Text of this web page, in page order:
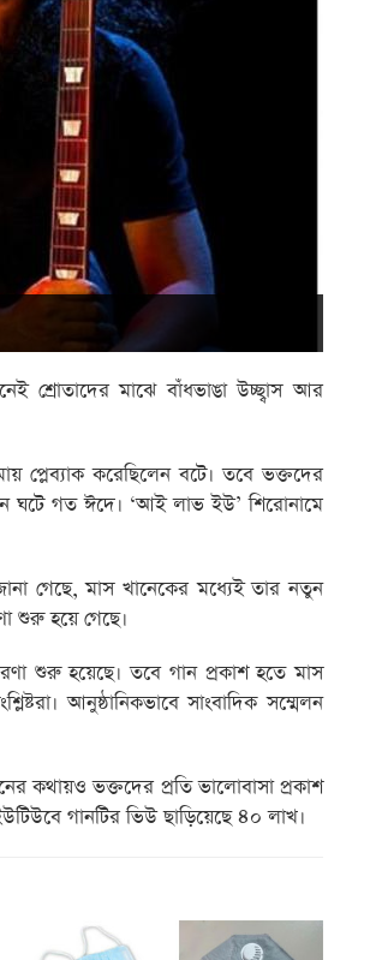
শ্রোতাদের মাঝে বাঁধভাঙা উচ্ছ্বাস আর
প্লেব্যাক করেছিলেন বটে। তবে ভক্তদের
ঘটে গত ঈদে। ‘আই লাভ ইউ’ শিরোনামে
গেছে, মাস খানেকের মধ্যেই তার নতুন
শুরু হয়ে গেছে।
শুরু হয়েছে। তবে গান প্রকাশ হতে মাস
আনুষ্ঠানিকভাবে সাংবাদিক সম্মেলন
কথায়ও ভক্তদের প্রতি ভালোবাসা প্রকাশ
গানটির ভিউ ছাড়িয়েছে ৪০ লাখ।